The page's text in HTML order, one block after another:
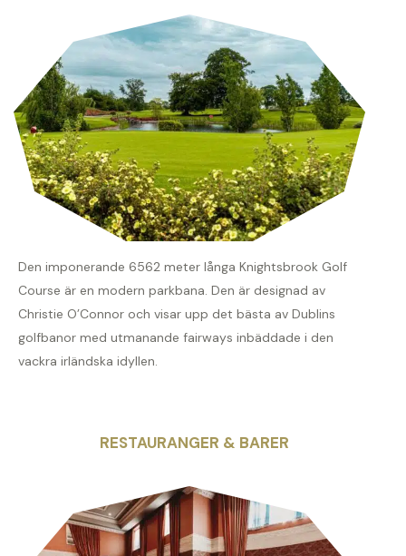
Den imponerande 6562 meter långa Knightsbrook Golf
Course är en modern parkbana. Den är designad av
Christie O’Connor och visar upp det bästa av Dublins
golfbanor med utmanande fairways inbäddade i den
vackra irländska idyllen.
RESTAURANGER & BARER